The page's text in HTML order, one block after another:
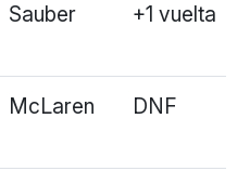
Sauber +1 vuelta
McLaren DNF